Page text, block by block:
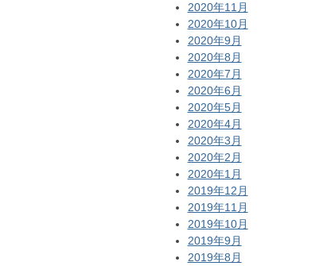
2020年11月
2020年10月
2020年9月
2020年8月
2020年7月
2020年6月
2020年5月
2020年4月
2020年3月
2020年2月
2020年1月
2019年12月
2019年11月
2019年10月
2019年9月
2019年8月